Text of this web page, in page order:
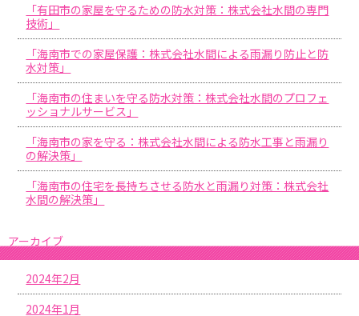
「有田市の家屋を守るための防水対策：株式会社水間の専門
技術」
「海南市での家屋保護：株式会社水間による雨漏り防止と防
水対策」
「海南市の住まいを守る防水対策：株式会社水間のプロフェ
ッショナルサービス」
「海南市の家を守る：株式会社水間による防水工事と雨漏り
の解決策」
「海南市の住宅を長持ちさせる防水と雨漏り対策：株式会社
水間の解決策」
アーカイブ
2024年2月
2024年1月